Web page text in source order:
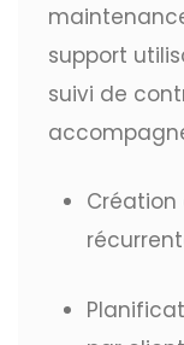
support
suivi de
Création